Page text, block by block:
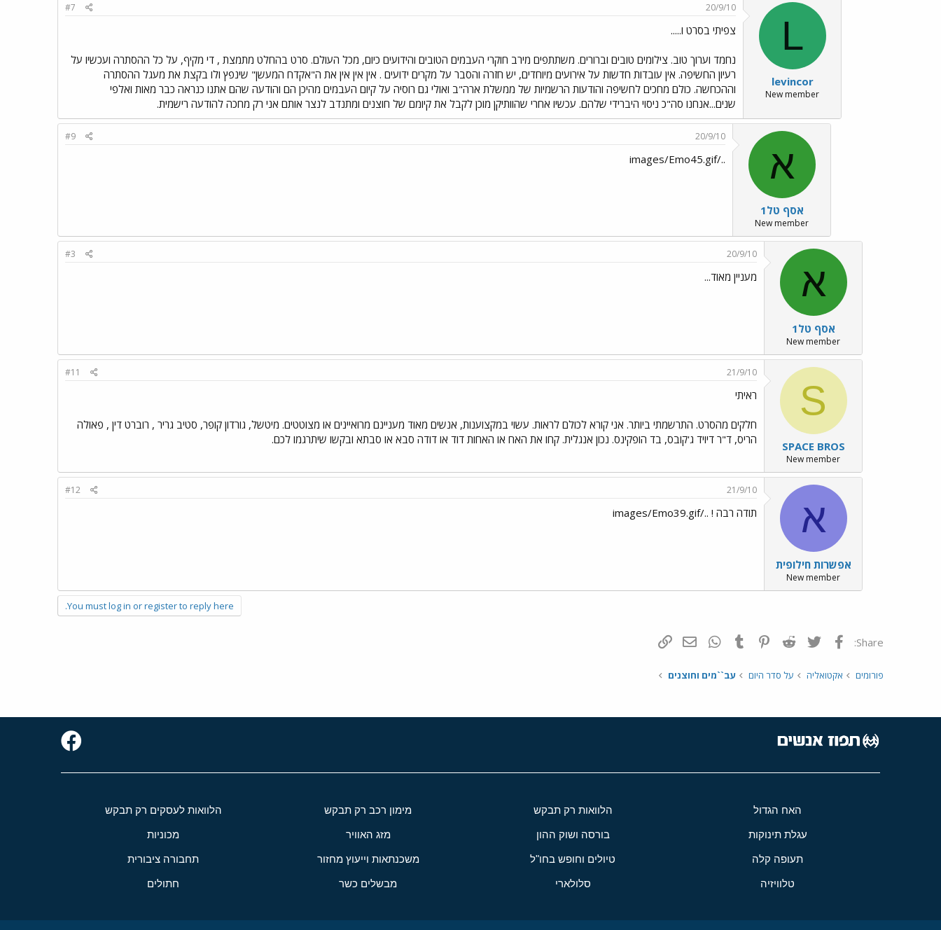
L
levincor
New member
20/9/10
#7
צפיתי בסרט ו.....
נחמד וערוך טוב. צילומים טובים וברורים. משתתפים מירב חוקרי העבמים הטובים והידועים כיום, מכל העולם. סרט בהחלט מתמצת , די מקיף, על כל ההסתרה ועכשיו על
רעיון החשיפה. אין עובדות חדשות על אירועים מיוחדים, יש חזרה והסבר על מקרים ידועים . אין אין אין את ה"אקדח המעשן" שינפץ ולו בקצת את מעגל ההסתרה
וההכחשה. כולם מחכים לחשיפה והודעות הרשמיות של ממשלת ארה"ב ואולי גם רוסיה על קיום העבמים מהיכן הם והודעה שהם אתנו כנראה כבר מאות ואלפי
שנים...אנחנו סה"כ ניסוי היברידי שלהם. עכשיו אחרי שהוותיקן מוכן לקבל את קיומם של חוצנים ומתנדב לנצר אותם אני רק מחכה להודעה רישמית.
א
אסף טל1
New member
20/9/10
#9
../images/Emo45.gif
א
אסף טל1
New member
20/9/10
#3
מעניין מאוד...
S
SPACE BROS
New member
21/9/10
#11
ראיתי
חלקים מהסרט. התרשמתי ביותר. אני קורא לכולם לראות. עשוי במקצוענות, אנשים מאוד מעניינם מרואיינים או מצוטטים. מיטשל, גורדון קופר, סטיב גריר , רוברט דין , פאולה
הריס, ד"ר דיויד ג'קובס, בד הופקינס. נכון אנגלית. קחו את האח או האחות דוד או דודה סבא או סבתא ובקשו שיתרגמו לכם.
א
אפשרות חילופית
New member
21/9/10
#12
תודה רבה ! ../images/Emo39.gif
You must log in or register to reply here.
Share: פייסבוק Twitter
Reddit
Pinterest
Tumblr
WhatsAppדואר אלקטרוני
פורומים אקטואליה על סדר היום עב``מים וחוצנים
האח הגדול הלוואות רק תבקש מימון רכב רק תבקש הלוואות לעסקים רק תבקש
עגלת תינוקות בורסה ושוק ההון מזג האוויר מכוניות
תעופה קלה טיולים וחופש בחו"ל משכנתאות וייעוץ מחזור תחבורה ציבורית
טלוויזיה סלולארי מבשלים כשר חתולים